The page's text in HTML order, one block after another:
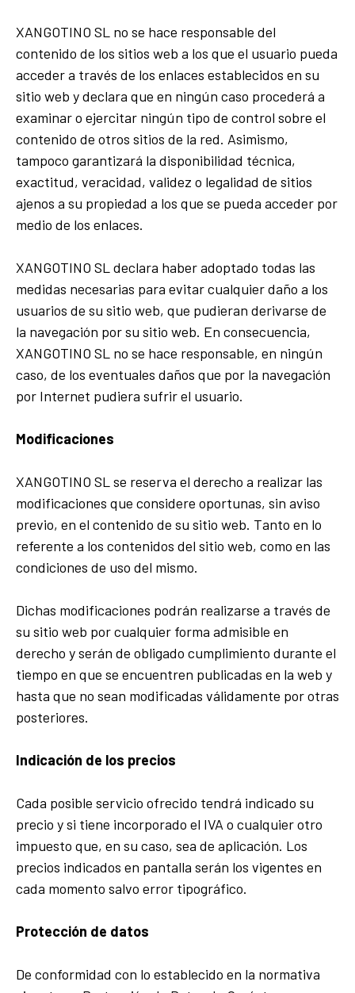
XANGOTINO SL no se hace responsable del
contenido de los sitios web a los que el usuario pueda
acceder a través de los enlaces establecidos en su
sitio web y declara que en ningún caso procederá a
examinar o ejercitar ningún tipo de control sobre el
contenido de otros sitios de la red. Asimismo,
tampoco garantizará la disponibilidad técnica,
exactitud, veracidad, validez o legalidad de sitios
ajenos a su propiedad a los que se pueda acceder por
medio de los enlaces.
XANGOTINO SL declara haber adoptado todas las
medidas necesarias para evitar cualquier daño a los
usuarios de su sitio web, que pudieran derivarse de
la navegación por su sitio web. En consecuencia,
XANGOTINO SL no se hace responsable, en ningún
caso, de los eventuales daños que por la navegación
por Internet pudiera sufrir el usuario.
Modificaciones
XANGOTINO SL se reserva el derecho a realizar las
modificaciones que considere oportunas, sin aviso
previo, en el contenido de su sitio web. Tanto en lo
referente a los contenidos del sitio web, como en las
condiciones de uso del mismo.
Dichas modificaciones podrán realizarse a través de
su sitio web por cualquier forma admisible en
derecho y serán de obligado cumplimiento durante el
tiempo en que se encuentren publicadas en la web y
hasta que no sean modificadas válidamente por otras
posteriores.
Indicación de los precios
Cada posible servicio ofrecido tendrá indicado su
precio y si tiene incorporado el IVA o cualquier otro
impuesto que, en su caso, sea de aplicación. Los
precios indicados en pantalla serán los vigentes en
cada momento salvo error tipográfico.
Protección de datos
De conformidad con lo establecido en la normativa